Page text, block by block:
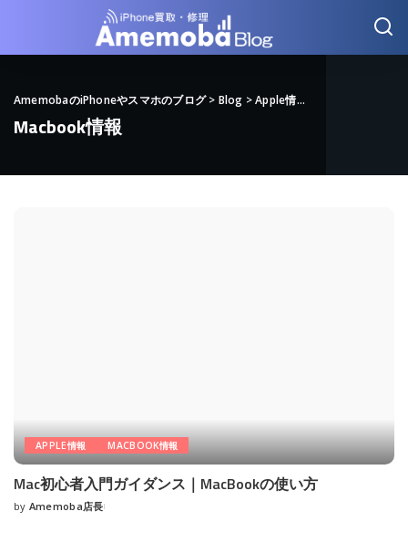
AmemobaのiPhoneやスマホのブログ> Blog >Apple情報
Macbook情報
APPLE情報 MACBOOK情報
Mac初心者入門ガイダンス｜MacBookの使い方
Posted
by Amemoba店長